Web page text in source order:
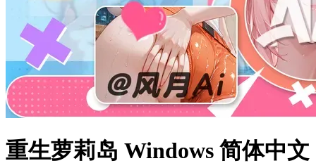
重生萝莉岛 Windows 简体中文